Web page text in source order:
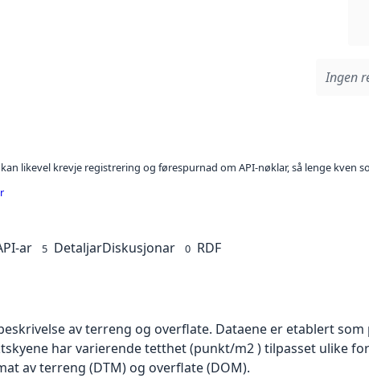
Ingen
likevel krevje registrering og førespurnad om API-nøklar, så lenge kven
ar 5 DetaljarDiskusjonar 0 RDF
av terreng og overflate. Dataene er etablert
har varierende tetthet (punkt/m2 ) tilpasset ulike
av terreng (DTM) og overflate (DOM).